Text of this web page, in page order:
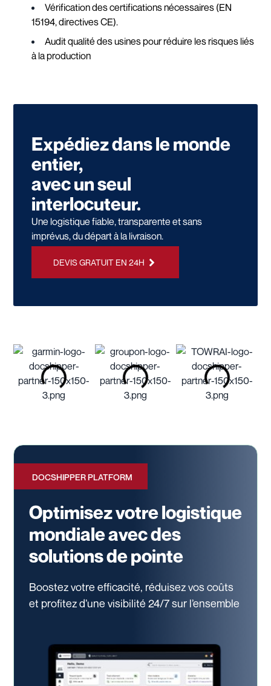
Vérification des certifications nécessaires (EN
15194, directives CE).
Audit qualité des usines pour réduire les risques liés
à la production
Expédiez dans le monde
entier,
avec un seul
interlocuteur.
Une logistique fiable, transparente et sans
imprévus, du départ à la livraison.
DEVIS GRATUIT EN 24H
DOCSHIPPER PLATFORM
Optimisez votre logistique
mondiale avec des
solutions de pointe
Boostez votre efficacité, réduisez vos coûts
et profitez d’une visibilité 24/7sur l’ensemble